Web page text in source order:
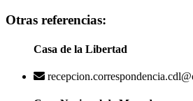
Otras referencias:
Casa de la Libertad